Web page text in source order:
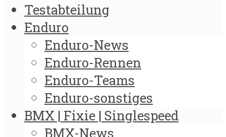
Testabteilung
Enduro
Enduro-News
Enduro-Rennen
Enduro-Teams
Enduro-sonstiges
BMX | Fixie | Singlespeed
BMX-News